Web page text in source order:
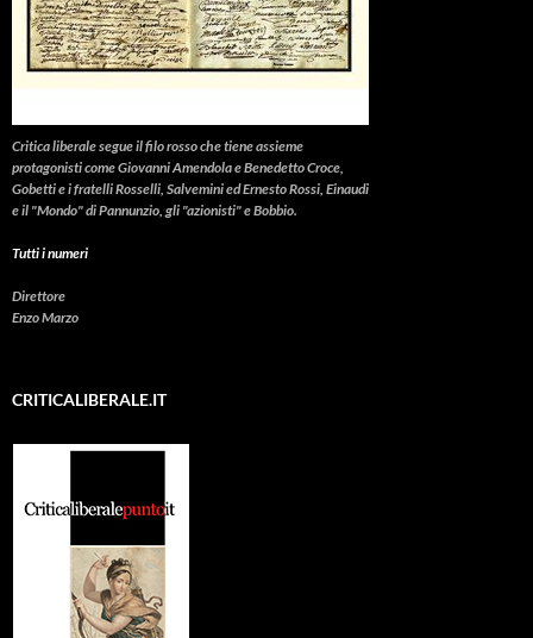
Critica liberalesegue il filo rosso che tiene assieme
protagonisti come Giovanni Amendola e Benedetto Croce,
Gobetti e i fratelli Rosselli, Salvemini ed Ernesto Rossi, Einaudi
e il "Mondo" di Pannunzio, gli "azionisti" e Bobbio.
Tutti i numeri
Direttore
Enzo Marzo
CRITICALIBERALE.IT